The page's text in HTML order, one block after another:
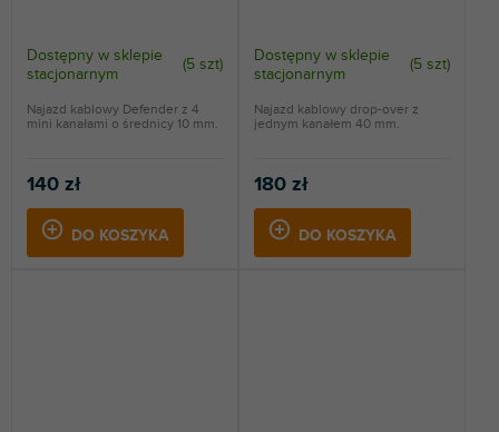
Dostępny w sklepie
stacjonarnym
(5 szt)
140 zł
DO KOSZYKA
Najazd kablowy Defender z 4
mini kanałami o średnicy 10 mm.
Dostępny w sklepie
stacjonarnym
(5 szt)
180 zł
DO KOSZYKA
Najazd kablowy drop-over z
jednym kanałem 40 mm.